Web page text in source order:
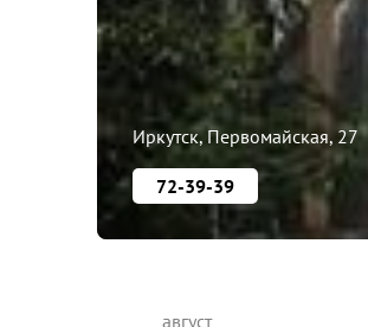
Иркутск, Первомайская, 27
72-39-39